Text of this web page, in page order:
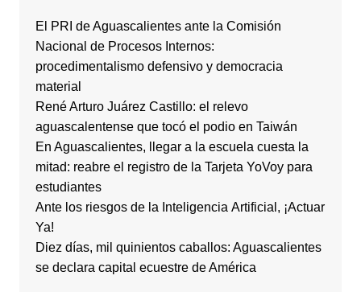
El PRI de Aguascalientes ante la Comisión
Nacional de Procesos Internos:
procedimentalismo defensivo y democracia
material
René Arturo Juárez Castillo: el relevo
aguascalentense que tocó el podio en Taiwán
En Aguascalientes, llegar a la escuela cuesta la
mitad: reabre el registro de la Tarjeta YoVoy para
estudiantes
Ante los riesgos de la Inteligencia Artificial, ¡Actuar
Ya!
Diez días, mil quinientos caballos: Aguascalientes
se declara capital ecuestre de América